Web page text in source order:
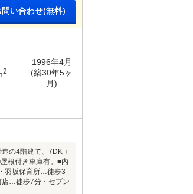
問い合わせ(無料)
2
1996年4月
(築30年5ヶ
月)
の4階建て、7DK＋
根付き車庫有。■内
羽坂保育所…徒歩3
…徒歩7分・セブン